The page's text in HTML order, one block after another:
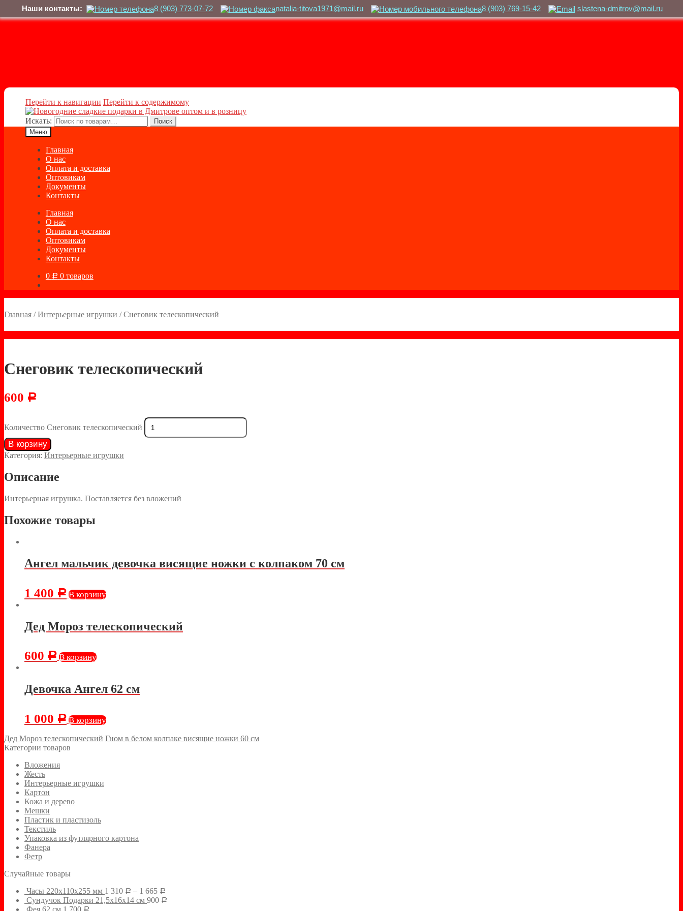
Наши контакты: 8 (903) 773-07-72 natalia-titova1971@mail.ru 8 (903) 769-15-42 slastena-dmitrov@mail.ru
Перейти к навигации Перейти к содержимому
Искать:
Поиск
Меню
Главная
О нас
Оплата и доставка
Оптовикам
Документы
Контакты
Главная
О нас
Оплата и доставка
Оптовикам
Документы
Контакты
0 Р 0 товаров
Главная /Интерьерные игрушки /Снеговик телескопический
Снеговик телескопический
600 Р
Количество Снеговик телескопический
В корзину
Категория: Интерьерные игрушки
Описание
Интерьерная игрушка. Поставляется без вложений
Похожие товары
Ангел мальчик девочка висящие ножки с колпаком 70 см
1 400 Р В корзину
Дед Мороз телескопический
600 Р В корзину
Девочка Ангел 62 см
1 000 Р В корзину
Дед Мороз телескопический Гном в белом колпаке висящие ножки 60 см
Категории товаров
Вложения
Жесть
Интерьерные игрушки
Картон
Кожа и дерево
Мешки
Пластик и пластизоль
Текстиль
Упаковка из футлярного картона
Фанера
Фетр
Случайные товары
Часы 220х110х255 мм 1 310 Р – 1 665 Р
Сундучок Подарки 21,5х16х14 см 900 Р
Р